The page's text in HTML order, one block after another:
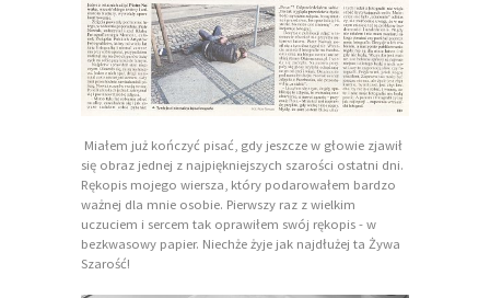
Miałem już kończyć pisać, gdy jeszcze w głowie zjawił
się obraz jednej z najpiękniejszych szarości ostatni dni.
Rękopis mojego wiersza, który podarowałem bardzo
ważnej dla mnie osobie. Pierwszy raz z wielkim
uczuciem i sercem tak oprawiłem swój rękopis - w
bezkwasowy papier. Niechże żyje jak najdłużej ta Żywa
Szarość!